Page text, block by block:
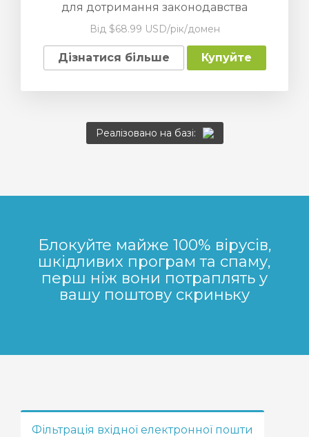
кошик
для дотримання законодавства
Від $68.99 USD/рік/домен
Дізнатися більше Купуйте
Реалізовано на базі:
Блокуйте майже 100% вірусів,
шкідливих програм та спаму,
перш ніж вони потраплять у
вашу поштову скриньку
Фільтрація вхідної електронної пошти